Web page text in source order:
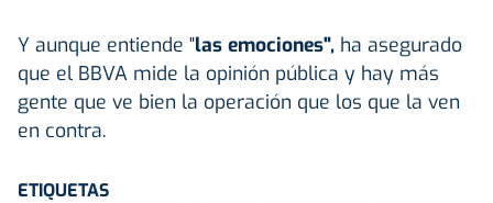
Y aunque entiende "las emociones", ha asegurado
que el BBVA mide la opinión pública y hay más
gente que ve bien la operación que los que la ven
en contra.
ETIQUETAS